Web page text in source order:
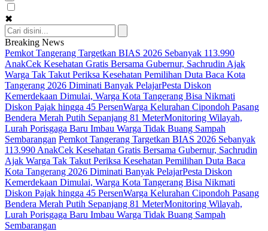
✖
Breaking News
Pemkot Tangerang Targetkan BIAS 2026 Sebanyak 113.990
AnakCek Kesehatan Gratis Bersama Gubernur, Sachrudin Ajak
Warga Tak Takut Periksa Kesehatan Pemilihan Duta Baca Kota
Tangerang 2026 Diminati Banyak PelajarPesta Diskon
Kemerdekaan Dimulai, Warga Kota Tangerang Bisa Nikmati
Diskon Pajak hingga 45 PersenWarga Kelurahan Cipondoh Pasang
Bendera Merah Putih Sepanjang 81 MeterMonitoring Wilayah,
Lurah Porisgaga Baru Imbau Warga Tidak Buang Sampah
Sembarangan Pemkot Tangerang Targetkan BIAS 2026 Sebanyak
113.990 AnakCek Kesehatan Gratis Bersama Gubernur, Sachrudin
Ajak Warga Tak Takut Periksa Kesehatan Pemilihan Duta Baca
Kota Tangerang 2026 Diminati Banyak PelajarPesta Diskon
Kemerdekaan Dimulai, Warga Kota Tangerang Bisa Nikmati
Diskon Pajak hingga 45 PersenWarga Kelurahan Cipondoh Pasang
Bendera Merah Putih Sepanjang 81 MeterMonitoring Wilayah,
Lurah Porisgaga Baru Imbau Warga Tidak Buang Sampah
Sembarangan